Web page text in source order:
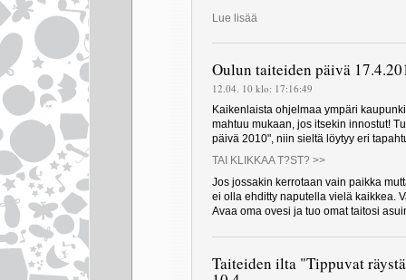
Lue lisää
Oulun taiteiden päivä
12.04. 10 klo: 17:16:49
Kaikenlaista ohjelmaa ympäri
mahtuu mukaan, jos itsekin innostut!
päivä 2010", niin sieltä löytyy eri
TAI KLIKKAA T?ST? >>
Jos jossakin kerrotaan vain paikka
ei olla ehditty naputella vielä kaikkea.
Avaa oma ovesi ja tuo omat taitosi
Taiteiden ilta "Tippuvat